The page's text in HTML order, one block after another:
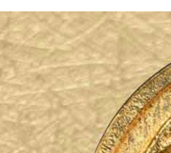
札を使った種銭の
金の縁起物（種銭）
はいつ財布に入
最強の種銭を紹